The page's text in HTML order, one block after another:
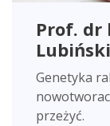
Prof. dr
Lubiński
Genetyka
przeżyć.